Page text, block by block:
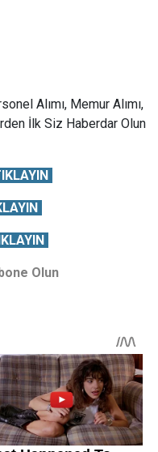
Alımı, Memur Alımı,
İlk Siz Haberdar Olun
Olun